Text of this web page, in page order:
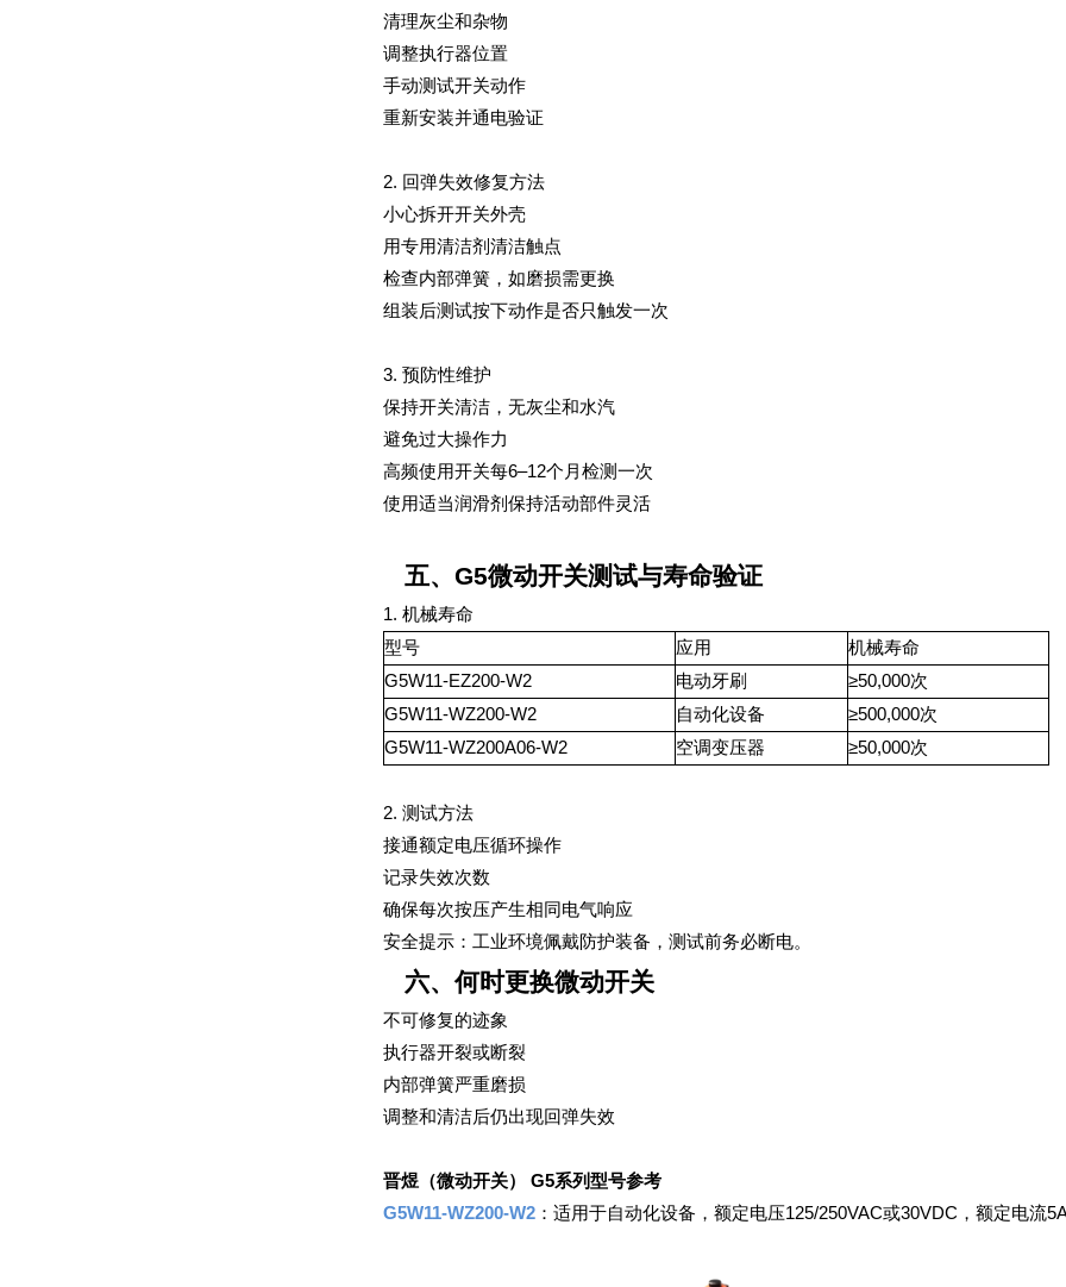
清理灰尘和杂物
调整执行器位置
手动测试开关动作
重新安装并通电验证
2. 回弹失效修复方法
小心拆开开关外壳
用专用清洁剂清洁触点
检查内部弹簧，如磨损需更换
组装后测试按下动作是否只触发一次
3. 预防性维护
保持开关清洁，无灰尘和水汽
避免过大操作力
高频使用开关每6–12个月检测一次
使用适当润滑剂保持活动部件灵活
五、G5微动开关测试与寿命验证
1. 机械寿命
型号
应用
机械寿命
G5W11-EZ200-W2
电动牙刷
≥50,000次
G5W11-WZ200-W2
自动化设备
≥500,000次
G5W11-WZ200A06-W2
空调变压器 ≥50,000次
2. 测试方法
接通额定电压循环操作
记录失效次数
确保每次按压产生相同电气响应
安全提示：工业环境佩戴防护装备，测试前务必断电。
六、何时更换微动开关
不可修复的迹象
执行器开裂或断裂
内部弹簧严重磨损
调整和清洁后仍出现回弹失效
晋煜（微动开关） G5系列型号参考
G5W11-WZ200-W2 ：适用于自动化设备，额定电压125/250VAC或30VDC，额定电流